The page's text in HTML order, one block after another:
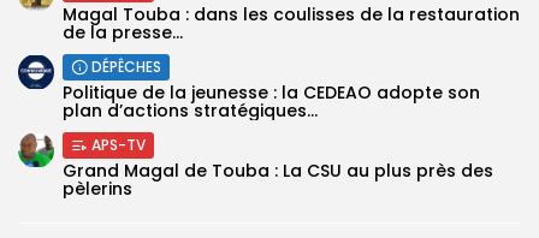
Magal Touba : dans les coulisses de la restauration
de la presse...
DÉPÊCHES
Politique de la jeunesse : la CEDEAO adopte son
plan d’actions stratégiques...
APS-TV
Grand Magal de Touba : La CSU au plus près des
pèlerins